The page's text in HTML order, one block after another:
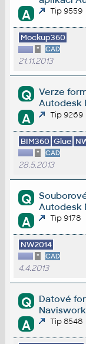
A Tip 9559
Mockup360
* CAD
21.11.2013
Q
Verze
Autodesk
A Tip 9269
BIM360 Glue
* CAD
28.5.2013
Q
Autodesk
A Tip 9178
NW2014
* CAD
4.4.2013
Q
Datové
A Tip 8548